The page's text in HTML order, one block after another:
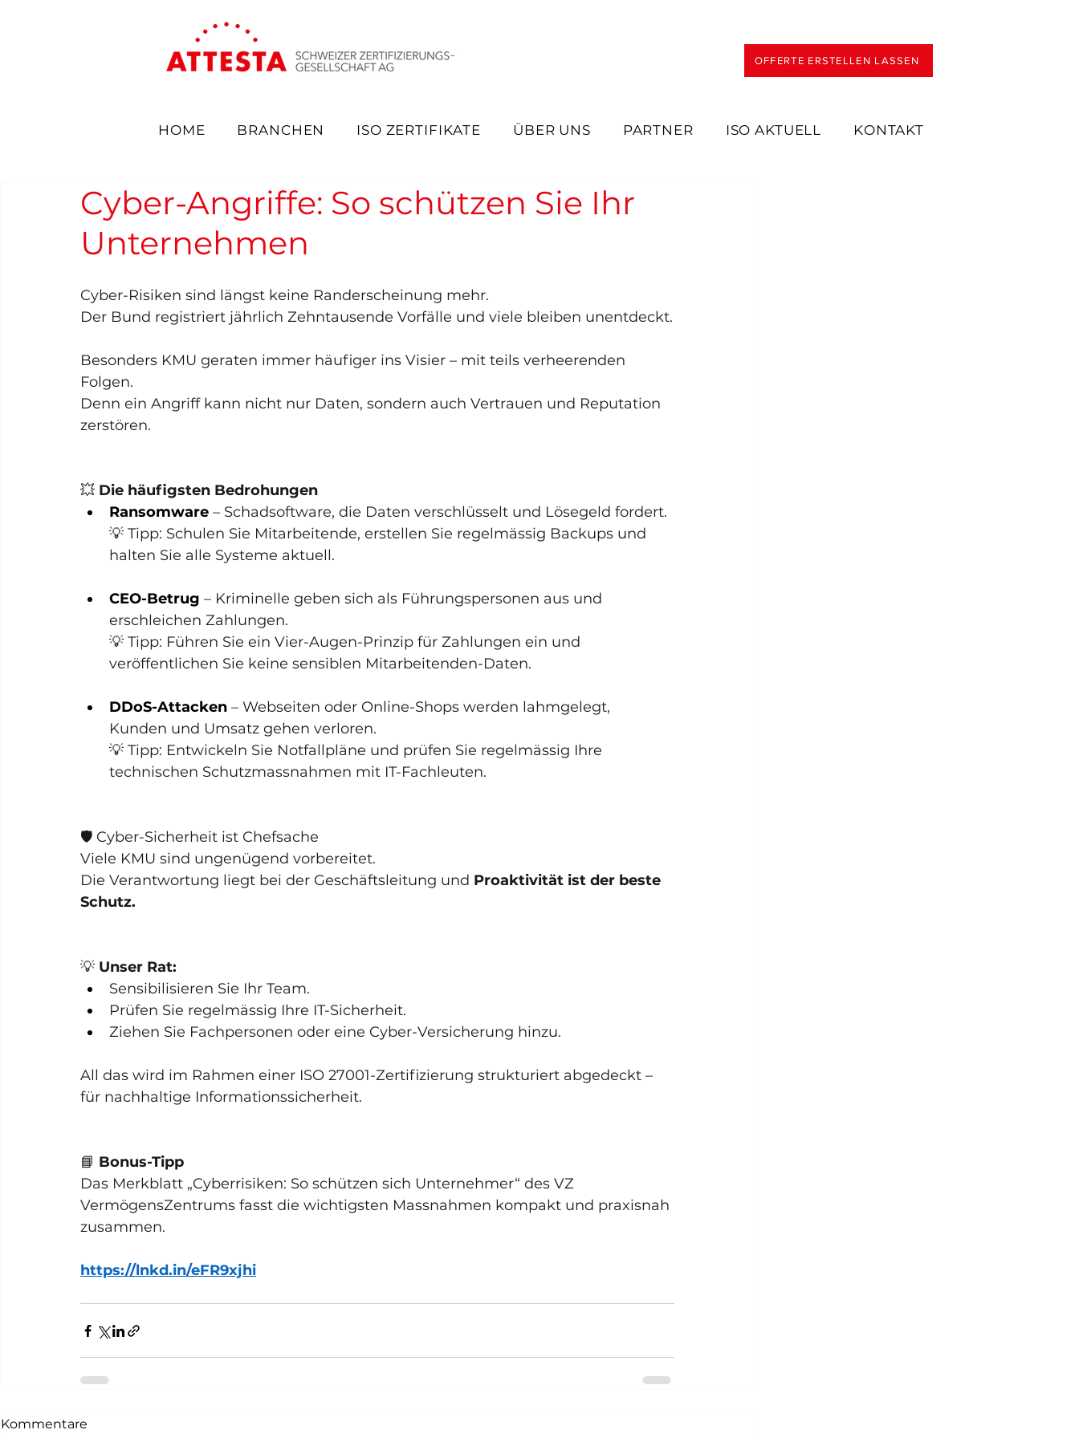
OFFERTE ERSTELLEN LASSEN
HOME BRANCHEN ISO ZERTIFIKATE ÜBER UNS PARTNER ISO AKTUELL KONTAKT
Cyber-Angriffe: So schützen Sie Ihr
Unternehmen
Cyber-Risiken sind längst keine Randerscheinung mehr.
Der Bund registriert jährlich Zehntausende Vorfälle und viele bleiben unentdeckt.
Besonders KMU geraten immer häufiger ins Visier – mit teils verheerenden
Folgen.
Denn ein Angriff kann nicht nur Daten, sondern auch Vertrauen und Reputation
zerstören.
💥 Die häufigsten Bedrohungen
Ransomware – Schadsoftware, die Daten verschlüsselt und Lösegeld fordert.
💡 Tipp: Schulen Sie Mitarbeitende, erstellen Sie regelmässig Backups und
halten Sie alle Systeme aktuell.
CEO-Betrug – Kriminelle geben sich als Führungspersonen aus und
erschleichen Zahlungen.
💡 Tipp: Führen Sie ein Vier-Augen-Prinzip für Zahlungen ein und
veröffentlichen Sie keine sensiblen Mitarbeitenden-Daten.
DDoS-Attacken – Webseiten oder Online-Shops werden lahmgelegt,
Kunden und Umsatz gehen verloren.
💡 Tipp: Entwickeln Sie Notfallpläne und prüfen Sie regelmässig Ihre
technischen Schutzmassnahmen mit IT-Fachleuten.
🛡️ Cyber-Sicherheit ist Chefsache
Viele KMU sind ungenügend vorbereitet.
Die Verantwortung liegt bei der Geschäftsleitung und Proaktivität ist der beste
Schutz.
💡 Unser Rat:
Sensibilisieren Sie Ihr Team.
Prüfen Sie regelmässig Ihre IT-Sicherheit.
Ziehen Sie Fachpersonen oder eine Cyber-Versicherung hinzu.
All das wird im Rahmen einer ISO 27001-Zertifizierung strukturiert abgedeckt –
für nachhaltige Informationssicherheit.
📘 Bonus-Tipp
Das Merkblatt „Cyberrisiken: So schützen sich Unternehmer“ des VZ
VermögensZentrums fasst die wichtigsten Massnahmen kompakt und praxisnah
zusammen.
https://lnkd.in/eFR9xjhi
Kommentare